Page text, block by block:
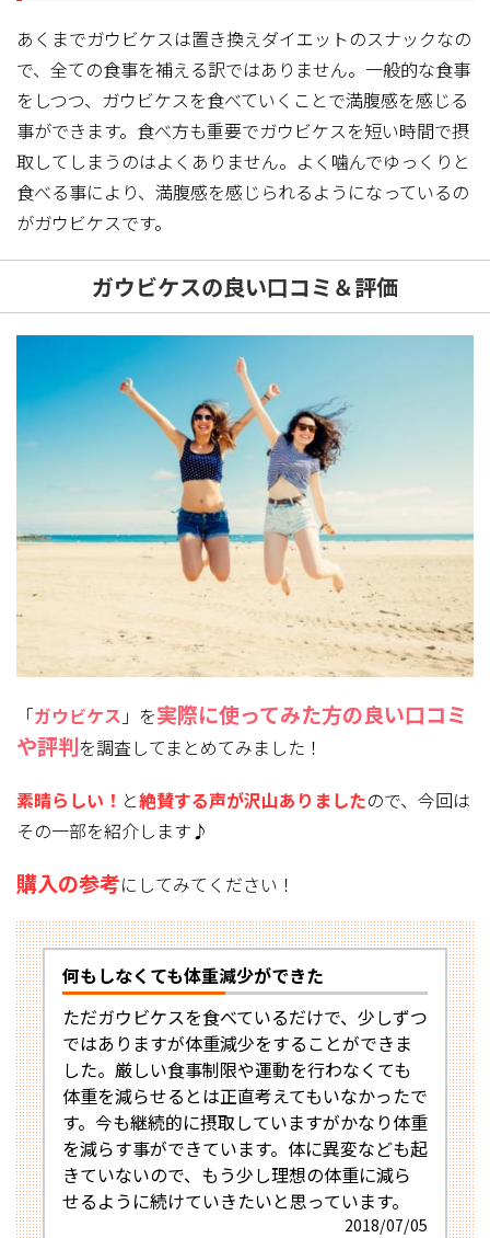
あくまでガウビケスは置き換えダイエットのスナックなの
で、全ての食事を補える訳ではありません。一般的な食事
をしつつ、ガウビケスを食べていくことで満腹感を感じる
事ができます。食べ方も重要でガウビケスを短い時間で摂
取してしまうのはよくありません。よく噛んでゆっくりと
食べる事により、満腹感を感じられるようになっているの
がガウビケスです。
ガウビケスの良い口コミ＆評価
「ガウビケス 」を実際に使ってみた方の良い口コミ
や評判を調査してまとめてみました！
素晴らしい！ と絶賛する声が沢山ありましたので、今回は
その一部を紹介します♪
購入の参考にしてみてください！
何もしなくても体重減少ができた
ただガウビケスを食べているだけで、少しずつ
ではありますが体重減少をすることができま
した。厳しい食事制限や運動を行わなくても
体重を減らせるとは正直考えてもいなかったで
す。今も継続的に摂取していますがかなり体重
を減らす事ができています。体に異変なども起
きていないので、もう少し理想の体重に減ら
せるように続けていきたいと思っています。
2018/07/05